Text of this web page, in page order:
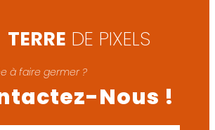
TERRE DE PIXELS
à faire germer ?
Nous !